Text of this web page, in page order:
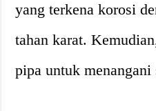
yang terkena korosi
tahan karat.
pipa untuk menangani